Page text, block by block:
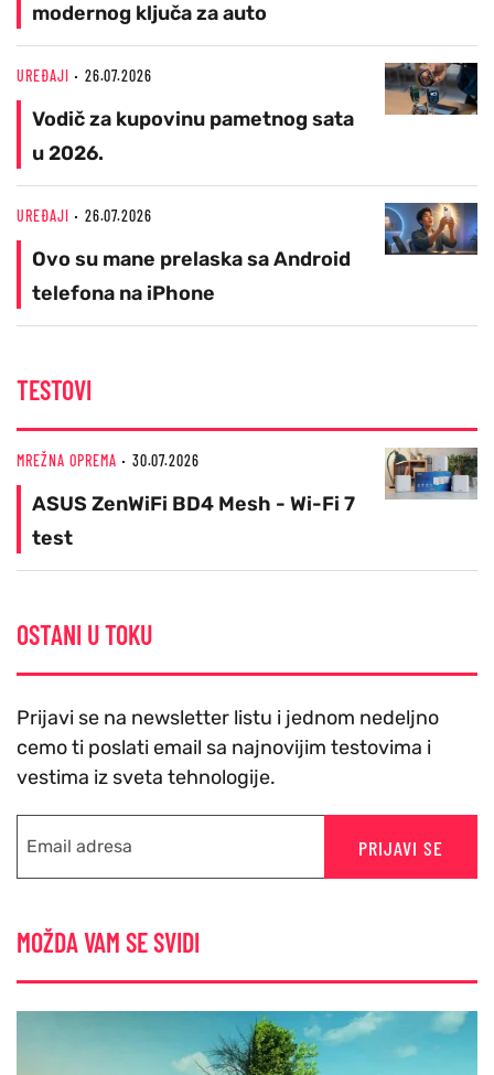
modernog ključa za auto
UREĐAJI 26.07.2026
Vodič za kupovinu pametnog sata
u 2026.
UREĐAJI 26.07.2026
Ovo su mane prelaska sa Android
telefona na iPhone
TESTOVI
MREŽNA OPREMA 30.07.2026
ASUS ZenWiFi BD4 Mesh - Wi-Fi 7
test
OSTANI U TOKU
Prijavi se na newsletter listu i jednom nedeljno
cemo ti poslati email sa najnovijim testovima i
vestima iz sveta tehnologije.
PRIJAVI SE
MOŽDA VAM SE SVIDI